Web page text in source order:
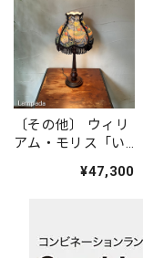
〔その他〕 ウィリ
アム・モリス「い
¥47,300